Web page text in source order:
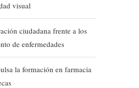
visual
ciudadana frente a los
de enfermedades
la formación en farmacia